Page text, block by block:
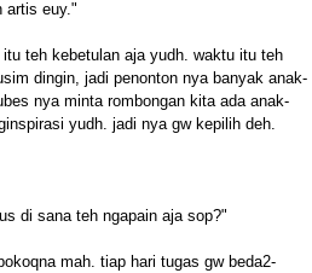
artis euy."
teh kebetulan aja yudh. waktu itu teh
dingin, jadi penonton nya banyak anak-
nya minta rombongan kita ada anak-
yudh. jadi nya gw kepilih deh.
di sana teh ngapain aja sop?"
mah. tiap hari tugas gw beda2-